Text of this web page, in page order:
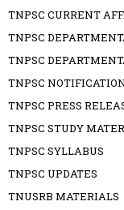
TNPSC CURRENT
TNPSC
TNPSC
TNPSC
TNPSC PRESS
TNPSC STUDY
TNPSC SYLLABUS
TNPSC UPDATES
TNUSRB MATERIALS